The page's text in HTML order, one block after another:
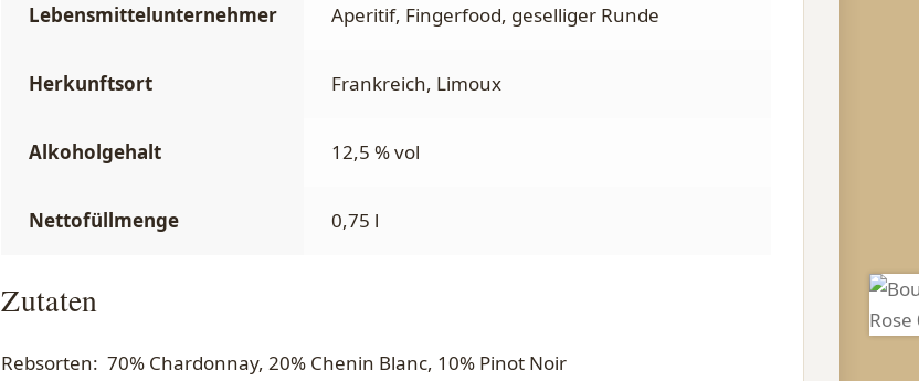
Lebensmittelunternehmer Aperitif, Fingerfood, geselliger Runde
Herkunftsort Frankreich, Limoux
Alkoholgehalt 12,5 % vol
Nettofüllmenge 0,75 l
Zutaten
Rebsorten: 70% Chardonnay, 20% Chenin Blanc, 10% Pinot Noir